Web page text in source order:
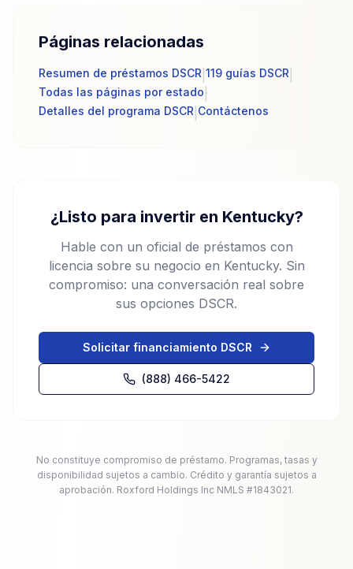
Páginas relacionadas
Resumen de préstamos DSCR 119 guías DSCR
Todas las páginas por estado
Detalles del programa DSCR Contáctenos
¿Listo para invertir en Kentucky?
Hable con un oficial de préstamos con
licencia sobre su negocio en Kentucky. Sin
compromiso: una conversación real sobre
sus opciones DSCR.
Solicitar financiamiento DSCR
(888) 466-5422
No constituye compromiso de préstamo. Programas, tasas y
disponibilidad sujetos a cambio. Crédito y garantía sujetos a
aprobación. Roxford Holdings Inc NMLS #1843021.